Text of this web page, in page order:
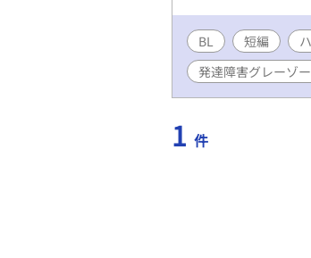
BL 短編
発達障害グレーゾ
1 件